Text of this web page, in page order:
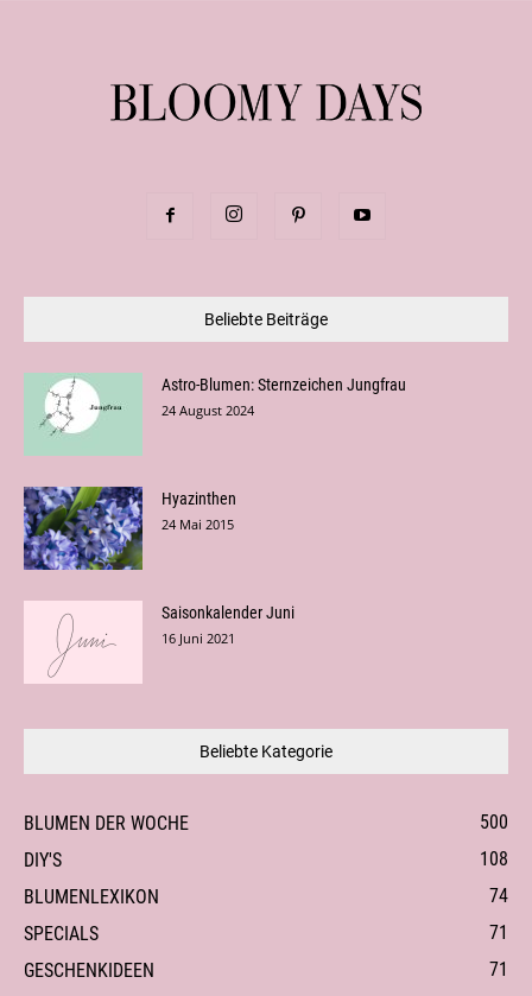
Beliebte Beiträge
Astro-Blumen: Sternzeichen Jungfrau
24 August 2024
Hyazinthen
24 Mai 2015
Saisonkalender Juni
16 Juni 2021
Beliebte Kategorie
BLUMEN DER WOCHE
500
DIY'S
108
BLUMENLEXIKON
74
SPECIALS
71
GESCHENKIDEEN
71